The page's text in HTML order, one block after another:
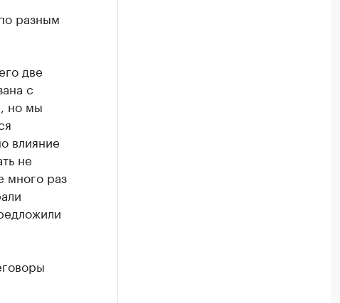
разным
две
с
но мы
влияние
не
много раз